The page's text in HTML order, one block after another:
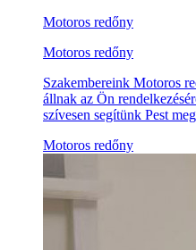
Motoros redőny
Motoros redőny
Szakembereink Motoros
állnak az Ön
szívesen segítünk Pest
Motoros redőny